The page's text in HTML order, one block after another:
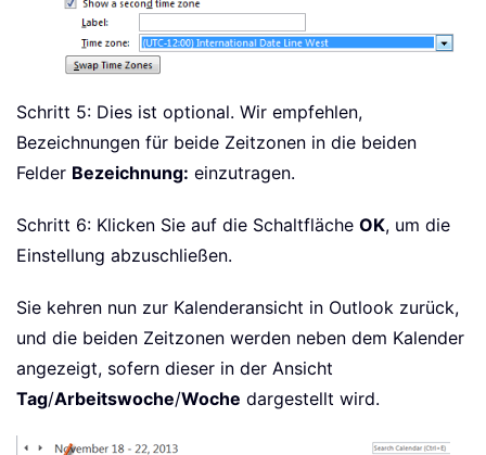
Schritt 5: Dies ist optional. Wir empfehlen,
Bezeichnungen für beide Zeitzonen in die beiden
Felder Bezeichnung: einzutragen.
Schritt 6: Klicken Sie auf die Schaltfläche OK, um die
Einstellung abzuschließen.
Sie kehren nun zur Kalenderansicht in Outlook zurück,
und die beiden Zeitzonen werden neben dem Kalender
angezeigt, sofern dieser in der Ansicht
Tag/Arbeitswoche/Woche dargestellt wird.